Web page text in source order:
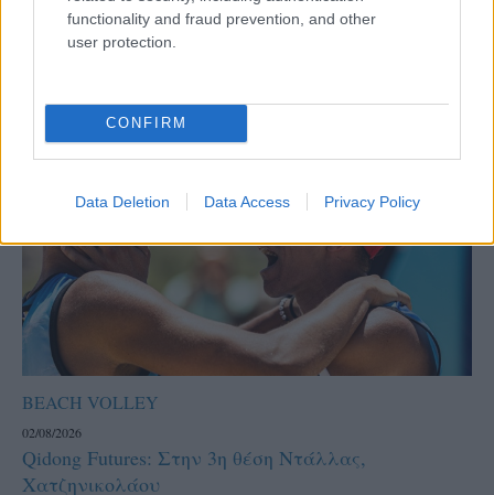
functionality and fraud prevention, and other
user protection.
CONFIRM
Data Deletion Data Access Privacy Policy
BEACH VOLLEY
02/08/2026
Qidong Futures: Στην 3η θέση Ντάλλας,
Χατζηνικολάου